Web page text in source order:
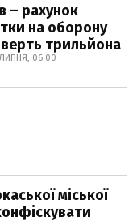
– рахунок
на оборону
трильйона
06:00
міської